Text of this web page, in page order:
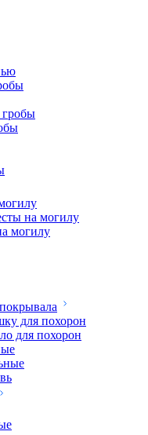
на могилу
могилу
для похорон
для похорон